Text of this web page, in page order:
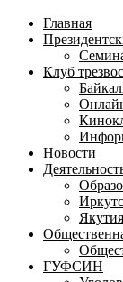
меню
Главная
Клуб
Новости
Якутия
ГУФСИН